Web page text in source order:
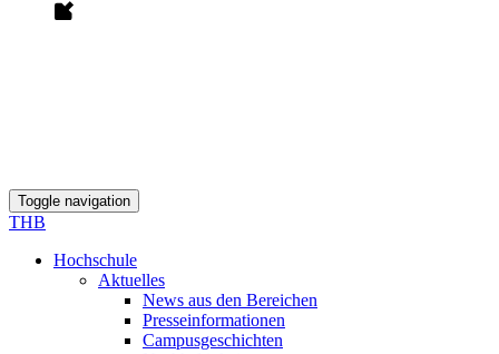
Toggle navigation
THB
Hochschule
Aktuelles
News aus den Bereichen
Presseinformationen
Campusgeschichten